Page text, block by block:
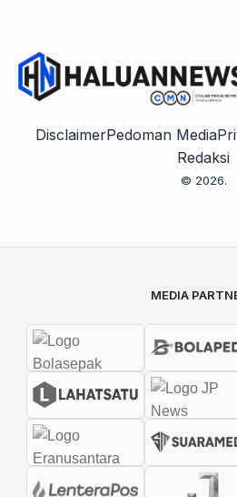
DisclaimerPedoman Media
Redaksi
© 2026.
MEDIA